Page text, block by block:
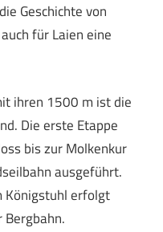
Geschichte von
für Laien eine
ihren 1500 m ist die
Die erste Etappe
bis zur Molkenkur
ausgeführt.
Königstuhl erfolgt